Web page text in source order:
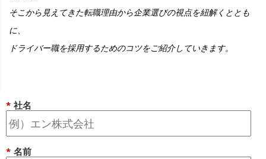
そこから見えてきた転職理由から企業選びの視点を紐解くととも
に、
ドライバー職を採用するためのコツをご紹介していきます。
* 社名
* 名前